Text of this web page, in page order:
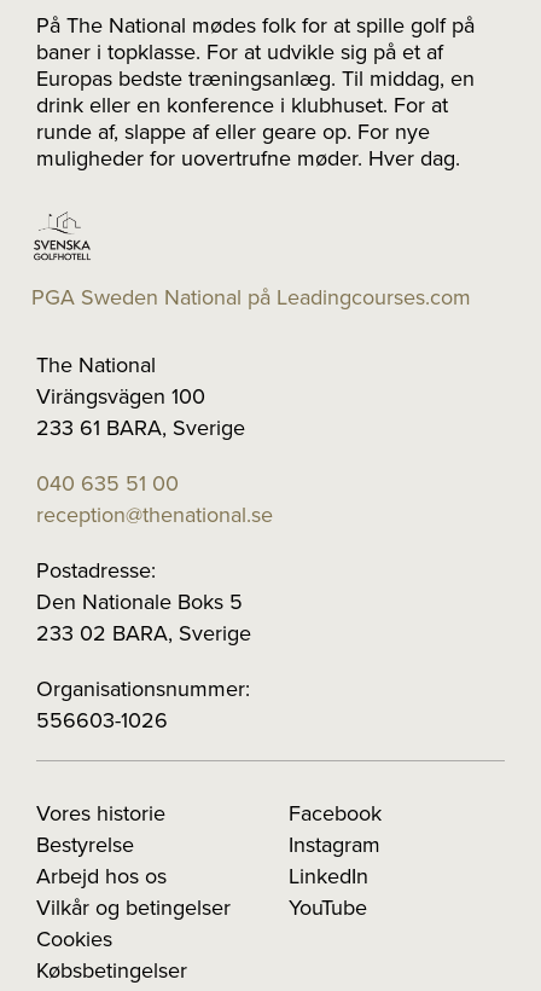
På The National mødes folk for at spille golf på
baner i topklasse. For at udvikle sig på et af
Europas bedste træningsanlæg. Til middag, en
drink eller en konference i klubhuset. For at
runde af, slappe af eller geare op. For nye
muligheder for uovertrufne møder. Hver dag.
PGA Sweden National på Leadingcourses.com
The National
Virängsvägen 100
233 61 BARA, Sverige
040 635 51 00
reception@thenational.se
Postadresse:
Den Nationale Boks 5
233 02 BARA, Sverige
Organisationsnummer:
556603-1026
Vores historie
Bestyrelse
Arbejd hos os
Vilkår og betingelser
Cookies
Købsbetingelser
Facebook
Instagram
LinkedIn
YouTube